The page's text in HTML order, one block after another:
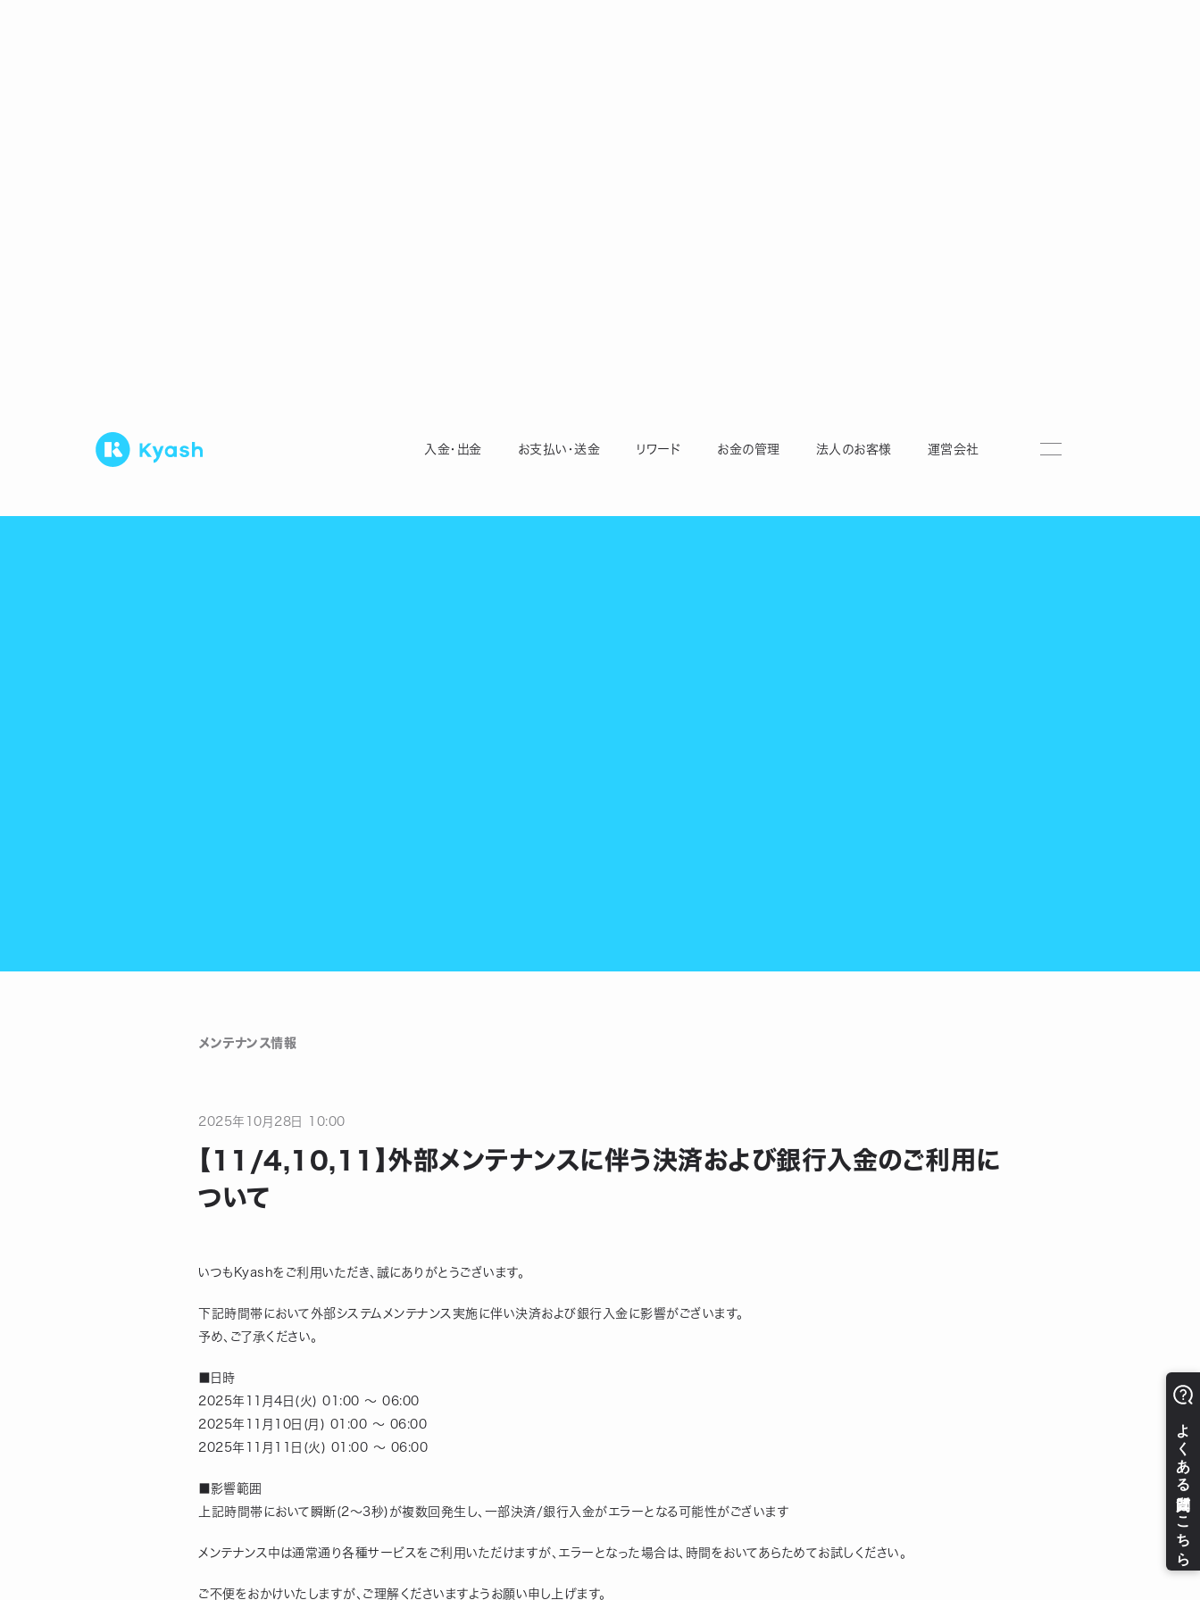
入金・出金 お支払い・送金 リワード お金の管理 法人のお客様 運営会社
メンテナンス情報
2025年 10月 28日 10:00
【11/4,10,11】外部メンテナンスに伴う決済および銀行入金のご利用に
ついて
いつもKyashをご利用いただき、誠にありがとうございます。
下記時間帯において外部システムメンテナンス実施に伴い決済および銀行入金に影響がございます。
予め、ご了承ください。
■日時
2025年11月4日(火) 01:00 ～ 06:00
2025年11月10日(月) 01:00 ～ 06:00
2025年11月11日(火) 01:00 ～ 06:00
■影響範囲
上記時間帯において瞬断(2～3秒)が複数回発生し、一部決済/銀行入金がエラーとなる可能性がございます
メンテナンス中は通常通り各種サービスをご利用いただけますが、エラーとなった場合は、時間をおいてあらためてお試しください。
ご不便をおかけいたしますが、ご理解くださいますようお願い申し上げます。